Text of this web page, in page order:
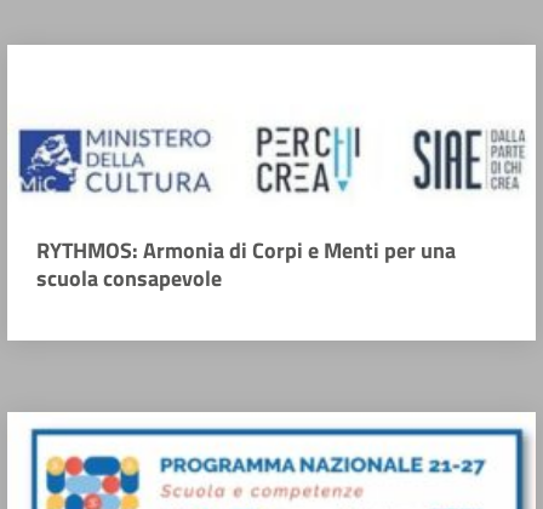
RYTHMOS: Armonia di Corpi e Menti per una
scuola consapevole